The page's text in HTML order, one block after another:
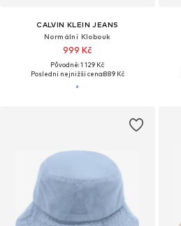
CALVIN KLEIN JEANS
Normální Klobouk
999 Kč
Původně: 1 129 Kč
Poslední nejnižší cena:889 Kč